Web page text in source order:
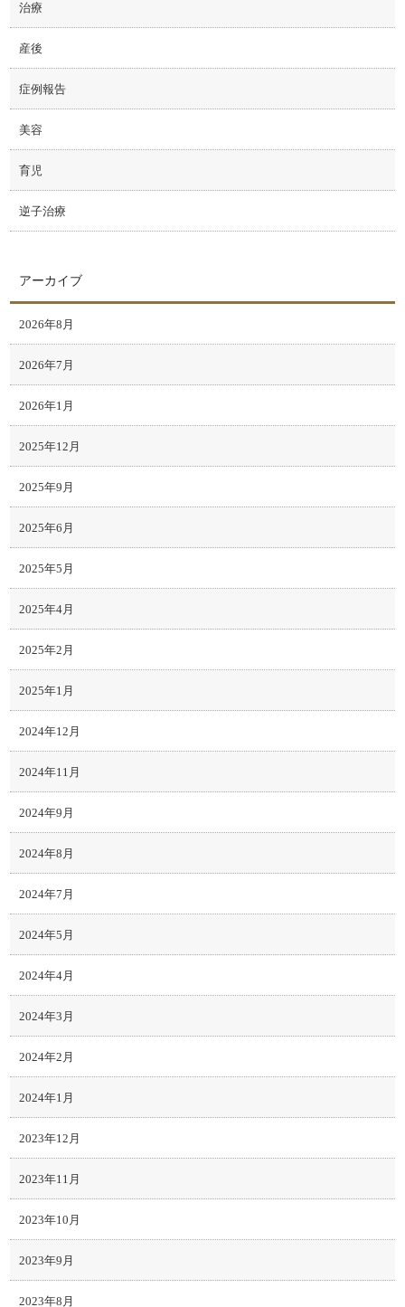
治療
産後
症例報告
美容
育児
逆子治療
アーカイブ
2026年8月
2026年7月
2026年1月
2025年12月
2025年9月
2025年6月
2025年5月
2025年4月
2025年2月
2025年1月
2024年12月
2024年11月
2024年9月
2024年8月
2024年7月
2024年5月
2024年4月
2024年3月
2024年2月
2024年1月
2023年12月
2023年11月
2023年10月
2023年9月
2023年8月